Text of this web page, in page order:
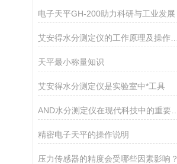
电子天平GH-200助力科研与工业发展
艾安得水分测定仪的工作原理及操作指南
天平最小称量知识
艾安得水分测定仪是实验室中*工具
AND水分测定仪在现代科技中的重要作用
精密电子天平的操作说明
压力传感器的精度会受哪些因素影响？